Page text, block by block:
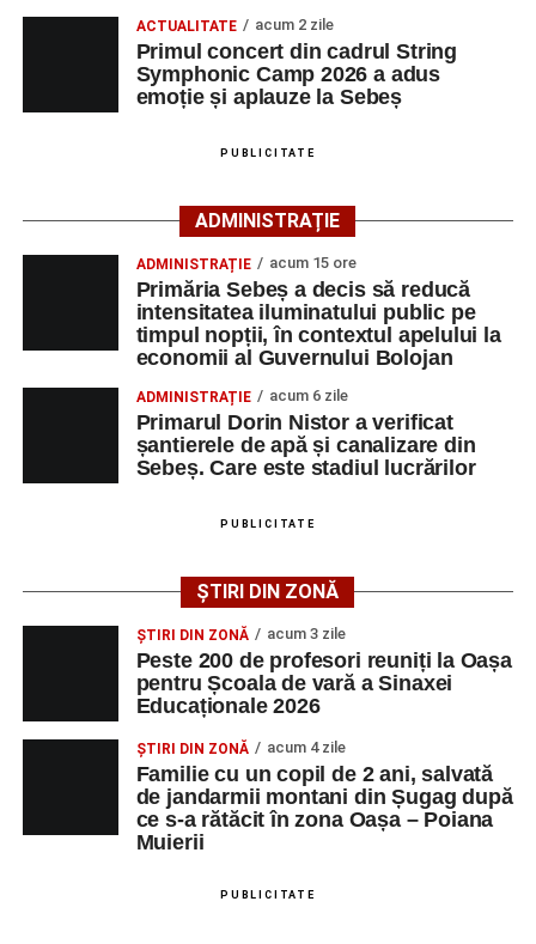
Adaugă-ne ca sursă preferată
Urmărește-ne pe Google News
Primăria Sebeș a decis să reducă intensitatea
iluminatului public pe timpul nopții, în contextul
apelului la economii al Guvernului Bolojan
Duminică, 23 august 2026, Râpa Roșie găzduiește
cea de-a III-a ediție a concursului „CicloAventurier
de Sebeș”
Primul concert din cadrul String Symphonic Camp
2026 a adus emoție și aplauze la Sebeș
participă, timp de o săptămână, la cursuri de
perfecționare, repetiții și activități artistice desfășurate sub
îndrumarea unor profesori și mentori.
au venit la Sebeș și au susținut un recital apreciat de
tinerilor muzicieni și munca depusă în cadrul taberei, iar
spectatorii au răsplătit prestațiile cu aplauze îndelungate.
ACTUALITATE acum 2 zile
Primul concert din cadrul String
Symphonic Camp 2026 a adus
emoție și aplauze la Sebeș
PUBLICITATE
ADMINISTRAȚIE
ADMINISTRAȚIE acum 15 ore
Primăria Sebeș a decis să reducă
intensitatea iluminatului public pe
timpul nopții, în contextul apelului la
economii al Guvernului Bolojan
ADMINISTRAȚIE acum 6 zile
Primarul Dorin Nistor a verificat
șantierele de apă și canalizare din
Sebeș. Care este stadiul lucrărilor
PUBLICITATE
ȘTIRI DIN ZONĂ
ȘTIRI DIN ZONĂ acum 3 zile
Peste 200 de profesori reuniți la Oașa
pentru Școala de vară a Sinaxei
Educaționale 2026
ȘTIRI DIN ZONĂ acum 4 zile
Familie cu un copil de 2 ani, salvată
de jandarmii montani din Șugag după
ce s-a rătăcit în zona Oașa – Poiana
Muierii
PUBLICITATE